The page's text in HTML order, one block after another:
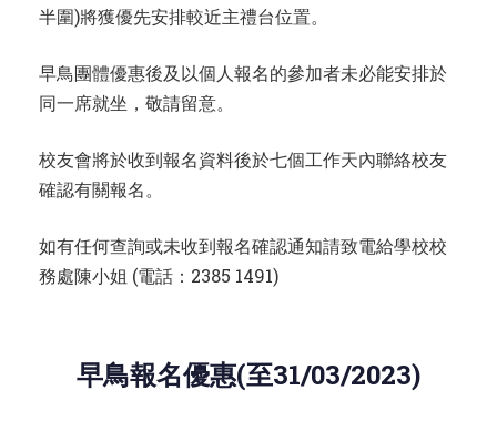
半圍)將獲優先安排較近主禮台位置。
早鳥團體優惠後及以個人報名的參加者未必能安排於
同一席就坐，敬請留意。
校友會將於收到報名資料後於七個工作天內聯絡校友
確認有關報名。
如有任何查詢或未收到報名確認通知請致電給學校校
務處陳小姐 (電話：2385 1491)
早鳥報名優惠(至31/03/2023)